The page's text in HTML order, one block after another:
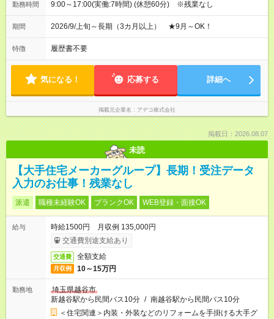
勤務時間 9:00～17:00(実働:7時間) (休憩60分) ※残業なし
期間 2026/9/上旬～長期（3カ月以上） ★9月～OK！
特徴 履歴書不要
気になる！ 応募する 詳細へ
掲載元企業名 アデコ株式会社
掲載日：2026.08.07
未読
【大手住宅メーカーグループ】長期！受注データ
入力のお仕事！残業なし
派遣 職種未経験OK ブランクOK WEB登録・面接OK
給与
時給1500円 月収例 135,000円
交通費別途支給あり
交通費 全額支給
月収例 10～15万円
勤務地
埼玉県越谷市
新越谷駅から民間バス10分 / 南越谷駅から民間バス10分
＜住宅関連＞内装・外装などのリフォームを手掛ける大手グ